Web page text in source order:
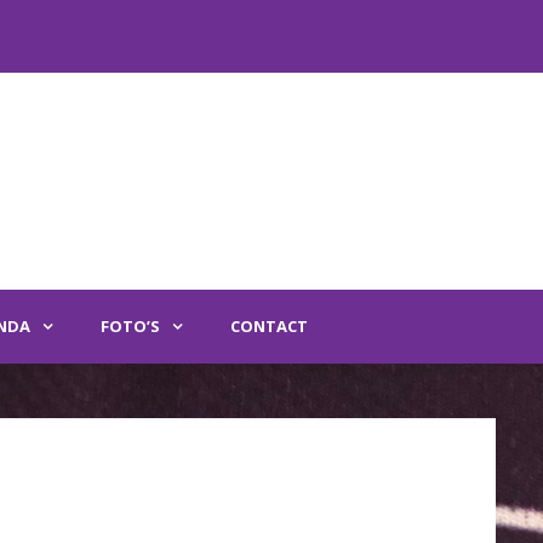
FOTO’S CONTACT